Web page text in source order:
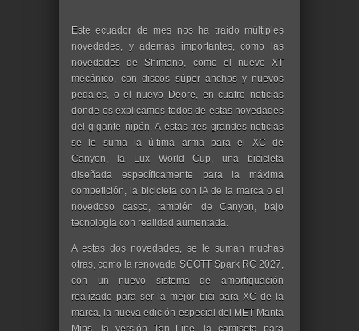
Este ecuador de mes nos ha traído múltiples
novedades, y además importantes, como las
novedades de Shimano, como el nuevo XT
mecánico, con discos súper anchos y nuevos
pedales, o el nuevo Deore, en cuatro noticias
donde os explicamos todos de estas novedades
del gigante nipón. A estas tres grandes noticias
se le suma la última arma para el XC de
Canyon, la Lux World Cup, una bicicleta
diseñada específicamente para la máxima
competición, la bicicleta con IA de la marca o el
novedoso casco, también de Canyon, bajo
tecnología con realidad aumentada.
A estas dos novedades, se le suman muchas
otras, como la renovada SCOTT Spark RC 2027,
con un nuevo sistema de amortiguación
realizado para ser la mejor bici para XC de la
marca, la nueva edición especial del MET Manta
Mips, la versión Tan Line, la camiseta para